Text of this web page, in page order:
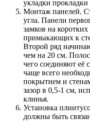
укладки
Монтаж панелей.
угла. Панели
замков на
примыкающих к
Второй ряд
чем на 20 см.
чего соединяют
чаще всего
покрытием и
зазор в 0,5-1 см,
клинья.
Установка
должны быть